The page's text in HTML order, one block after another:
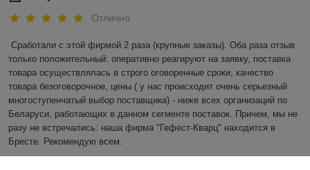
Отлично
Сработали с этой фирмой 2 раза (крупные заказы). Оба раза отзыв
только положительный: оперативно реагируют на заявку, поставка
товара осуществлялась в строго оговоренные сроки, качество
товара безоговорочное, цены ( у нас происходит очень серьезный
многоступенчатый выбор поставщика) - ниже всех организаций по
Беларуси, работающих в данном сегменте поставок. Причем, мы не
разу не встречались: наша фирма "Гефест-Кварц" находится в
Бресте. Рекомендую всем.